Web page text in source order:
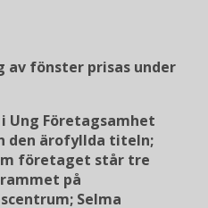
av fönster prisas under
Ung Företagsamhet
den ärofyllda titeln;
företaget står tre
på
Selma